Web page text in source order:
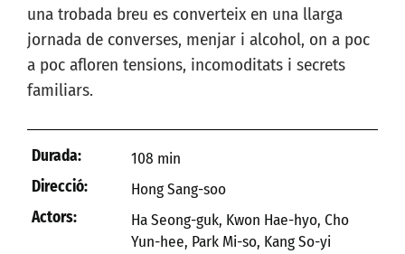
una trobada breu es converteix en una llarga
jornada de converses, menjar i alcohol, on a poc
a poc afloren tensions, incomoditats i secrets
familiars.
Durada:
108 min
Direcció:
Hong Sang-soo
Actors:
Ha Seong-guk, Kwon Hae-hyo, Cho
Yun-hee, Park Mi-so, Kang So-yi